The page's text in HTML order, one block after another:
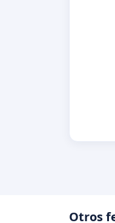
Otros